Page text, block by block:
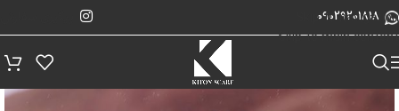
Skip to navigation
Skip to main content
09029201818